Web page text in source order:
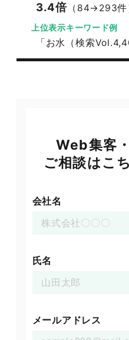
3.4倍 （84→293件
上位表示キーワード例
「お水（検索
Web集客
ご相談はこ
会社名
氏名
メールアドレス